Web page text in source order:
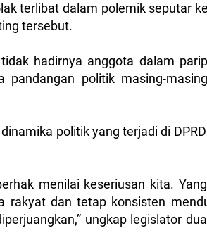
terlibat dalam polemik seputar
tersebut.
hadirnya anggota dalam
pandangan politik masing-
politik yang terjadi di
menilai keseriusan kita.
rakyat dan tetap konsisten
ungkap legislator